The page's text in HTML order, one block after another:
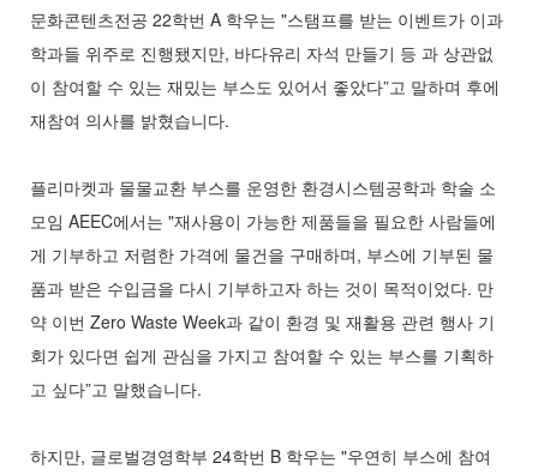
문화콘텐츠전공 22학번 A 학우는 "스탬프를 받는 이벤트가 이과
학과들 위주로 진행됐지만, 바다유리 자석 만들기 등 과 상관없
이 참여할 수 있는 재밌는 부스도 있어서 좋았다”고 말하며 후에
재참여 의사를 밝혔습니다.
플리마켓과 물물교환 부스를 운영한 환경시스템공학과 학술 소
모임 AEEC에서는 "재사용이 가능한 제품들을 필요한 사람들에
게 기부하고 저렴한 가격에 물건을 구매하며, 부스에 기부된 물
품과 받은 수입금을 다시 기부하고자 하는 것이 목적이었다. 만
약 이번 Zero Waste Week과 같이 환경 및 재활용 관련 행사 기
회가 있다면 쉽게 관심을 가지고 참여할 수 있는 부스를 기획하
고 싶다”고 말했습니다.
하지만, 글로벌경영학부 24학번 B 학우는 "우연히 부스에 참여